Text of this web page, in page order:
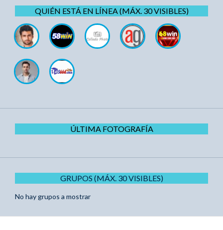
QUIÉN ESTÁ EN LÍNEA (MÁX. 30 VISIBLES)
ÚLTIMA FOTOGRAFÍA
GRUPOS (MÁX. 30 VISIBLES)
No hay grupos a mostrar